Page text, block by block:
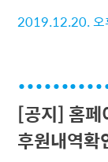
2019.12.20. 오
[공지] 홈페
후원내역확